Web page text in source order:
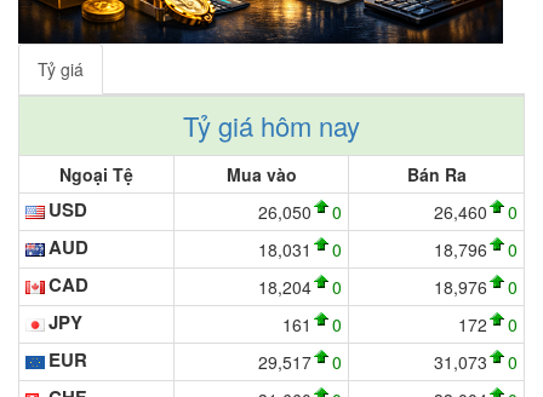
Tỷ giá
Tỷ giá hôm nay
Ngoại Tệ Mua vào Bán Ra
USD 26,050 0 26,460 0
AUD 18,031 0 18,796 0
CAD 18,204 0 18,976 0
JPY 161 0 172 0
EUR 29,517 0 31,073 0